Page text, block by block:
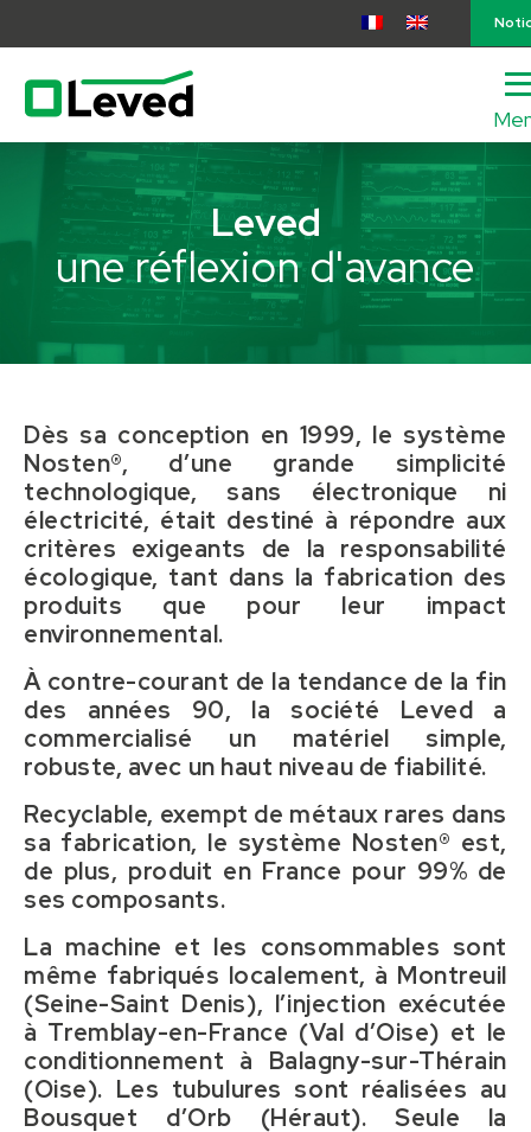
Leved
une réflexion d'avance
Dès sa conception en 1999, le système
Nosten®, d’une grande simplicité
technologique, sans électronique ni
électricité, était destiné à répondre aux
critères exigeants de la responsabilité
écologique, tant dans la fabrication des
produits que pour leur impact
environnemental.
À contre-courant de la tendance de la fin
des années 90, la société Leved a
commercialisé un matériel simple,
robuste, avec un haut niveau de fiabilité.
Recyclable, exempt de métaux rares dans
sa fabrication, le système Nosten® est,
de plus, produit en France pour 99% de
ses composants.
La machine et les consommables sont
même fabriqués localement, à Montreuil
(Seine-Saint Denis), l’injection exécutée
à Tremblay-en-France (Val d’Oise) et le
conditionnement à Balagny-sur-Thérain
(Oise). Les tubulures sont réalisées au
Bousquet d’Orb (Héraut). Seule la